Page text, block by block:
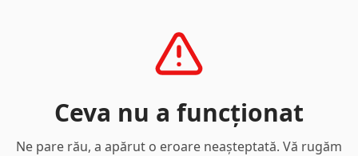
Ceva nu a funcționat
Ne pare rău, a apărut o eroare neașteptată. Vă rugăm